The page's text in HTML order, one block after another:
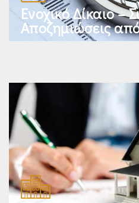
Ενοχικό Δίκαιο –
Αποζημιώσεις